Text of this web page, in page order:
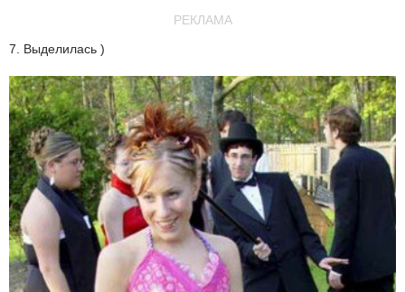
РЕКЛАМА
7. Выделилась )